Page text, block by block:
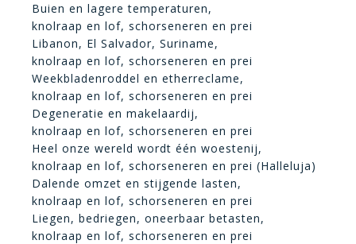
Buien en lagere temperaturen,
knolraap en lof, schorseneren en prei
Libanon, El Salvador, Suriname,
knolraap en lof, schorseneren en prei
Weekbladenroddel en etherreclame,
knolraap en lof, schorseneren en prei
Degeneratie en makelaardij,
knolraap en lof, schorseneren en prei
Heel onze wereld wordt één woestenij,
knolraap en lof, schorseneren en prei (Halleluja)
Dalende omzet en stijgende lasten,
knolraap en lof, schorseneren en prei
Liegen, bedriegen, oneerbaar betasten,
knolraap en lof, schorseneren en prei